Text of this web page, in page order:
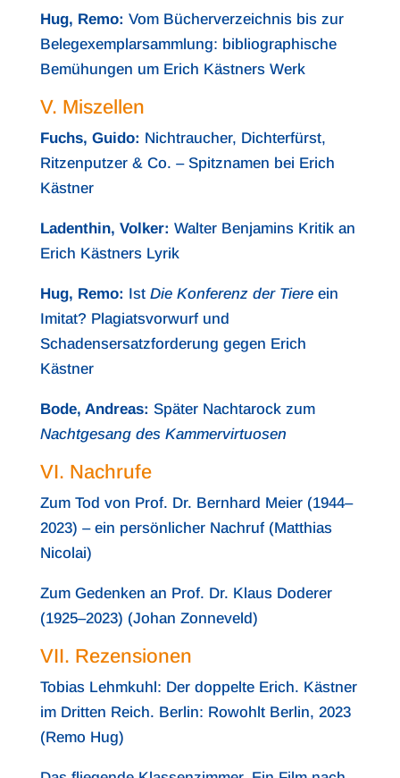
Hug, Remo: Vom Bücherverzeichnis bis zur
Belegexemplarsammlung: bibliographische
Bemühungen um Erich Kästners Werk
V. Miszellen
Fuchs, Guido: Nichtraucher, Dichterfürst,
Ritzenputzer & Co. – Spitznamen bei Erich
Kästner
Ladenthin, Volker: Walter Benjamins Kritik an
Erich Kästners Lyrik
Hug, Remo: Ist Die Konferenz der Tiereein
Imitat? Plagiatsvorwurf und
Schadensersatzforderung gegen Erich
Kästner
Bode, Andreas: Später Nachtarock zum
Nachtgesang des Kammervirtuosen
VI. Nachrufe
Zum Tod von Prof. Dr. Bernhard Meier (1944–
2023) – ein persönlicher Nachruf (Matthias
Nicolai)
Zum Gedenken an Prof. Dr. Klaus Doderer
(1925–2023) (Johan Zonneveld)
VII. Rezensionen
Tobias Lehmkuhl: Der doppelte Erich. Kästner
im Dritten Reich. Berlin: Rowohlt Berlin, 2023
(Remo Hug)